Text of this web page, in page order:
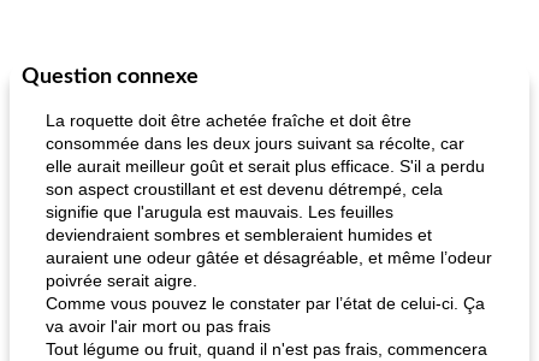
Question connexe
La roquette doit être achetée fraîche et doit être
consommée dans les deux jours suivant sa récolte, car
elle aurait meilleur goût et serait plus efficace. S'il a perdu
son aspect croustillant et est devenu détrempé, cela
signifie que l'arugula est mauvais. Les feuilles
deviendraient sombres et sembleraient humides et
auraient une odeur gâtée et désagréable, et même l’odeur
poivrée serait aigre.
Comme vous pouvez le constater par l’état de celui-ci. Ça
va avoir l'air mort ou pas frais
Tout légume ou fruit, quand il n'est pas frais, commencera